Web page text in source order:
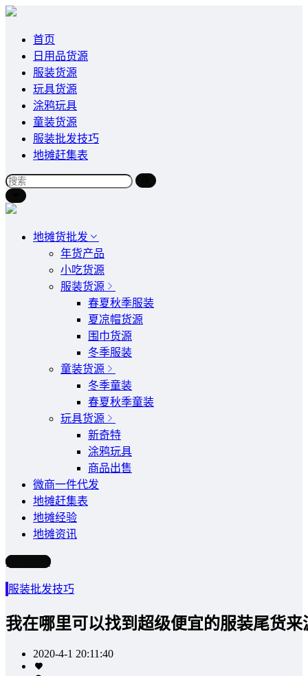
首页
日用品货源
服装货源
玩具货源
涂鸦玩具
童装货源
服装批发技巧
地摊赶集表
地摊货批发
年货产品
小吃货源
服装货源
春夏秋季服装
夏凉帽货源
围巾货源
冬季服装
童装货源
冬季童装
春夏秋季童装
玩具货源
新奇特
涂鸦玩具
商品出售
微商一件代发
地摊赶集表
地摊经验
地摊资讯
写文章
服装批发技巧
我在哪里可以找到超级便宜的服装尾货来
2020-4-1 20:11:40